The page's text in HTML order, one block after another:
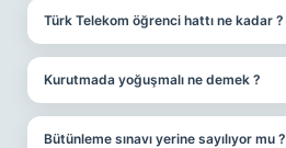
Türk Telekom öğrenci hattı ne kadar ?
Kurutmada yoğuşmalı ne demek ?
Bütünleme sınavı yerine sayılıyor mu ?